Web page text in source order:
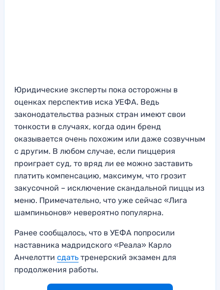
Юридические эксперты пока осторожны в
оценках перспектив иска УЕФА. Ведь
законодательства разных стран имеют свои
тонкости в случаях, когда один бренд
оказывается очень похожим или даже созвучным
с другим. В любом случае, если пиццерия
проиграет суд, то вряд ли ее можно заставить
платить компенсацию, максимум, что грозит
закусочной – исключение скандальной пиццы из
меню. Примечательно, что уже сейчас «Лига
шампиньонов» невероятно популярна.
Ранее сообщалось, что в УЕФА попросили
наставника мадридского «Реала» Карло
Анчелотти сдать тренерский экзамен для
продолжения работы.